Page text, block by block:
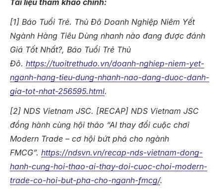
Tài liệu tham khảo chính:
[1] Báo Tuổi Trẻ. Thủ Đô Doanh Nghiệp Niêm Yết
Ngành Hàng Tiêu Dùng nhanh nào đang được đánh
Giá Tốt Nhất?, Báo Tuổi Trẻ Thủ
Đô. https://tuoitrethudo.vn/doanh-nghiep-niem-yet-
nganh-hang-tieu-dung-nhanh-nao-dang-duoc-danh-
gia-tot-nhat-256595.html.
[2] NDS Vietnam JSC. [RECAP] NDS Vietnam JSC
đồng hành cùng hội thảo “AI thay đổi cuộc chơi
Modern Trade – cơ hội bứt phá cho ngành
FMCG”. https://ndsvn.vn/recap-nds-vietnam-dong-
hanh-cung-hoi-thao-ai-thay-doi-cuoc-choi-modern-
trade-co-hoi-but-pha-cho-nganh-fmcg/.